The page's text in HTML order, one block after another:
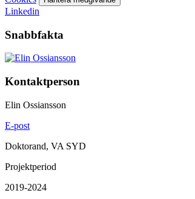
Linkedin
Snabbfakta
Kontaktperson
Elin Ossiansson
E-post
Doktorand, VA SYD
Projektperiod
2019-2024